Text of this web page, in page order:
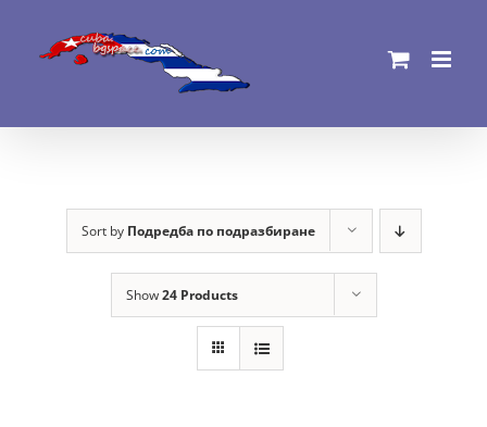
Sort by Подредба по подразбиране
Show24 Products